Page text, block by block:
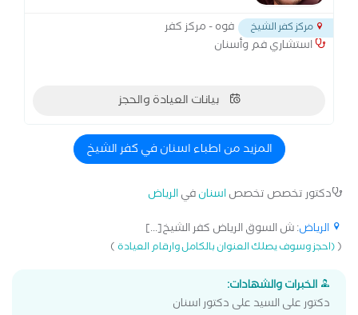
مركز كفر الشيخ
فوه - مركز كفر
استشاري فم وأسنان
بيانات العيادة والحجز
المزيد من اطباء اسنان في كفر الشيخ
دكتور تخصص تخصصاسنانفيالرياض
الرياض: ش السوق الرياض كفر الشيخ[...]
((احجز وسوف يصلك العنوان بالكامل وارقام العيادة)
الخبرات والشهادات:
دكتور على السيد على دكتور اسنان